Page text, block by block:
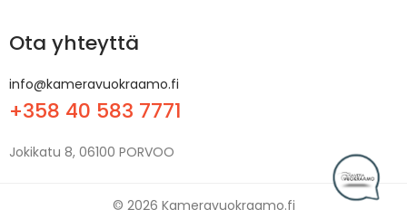
Ota yhteyttä
info@kameravuokraamo.fi
+358 40 583 7771
Jokikatu 8, 06100 PORVOO
© 2026 Kameravuokraamo.fi